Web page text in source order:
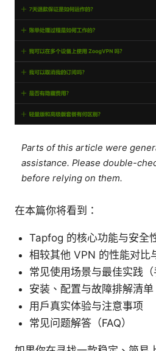
Parts of this article were
assistance. Please double-
before relying on them.
在本篇你将看到：
Tapfog 的核心功能与安全
相较其他 VPN 的性能对比
常见使用场景与最佳实践（
安装、配置与故障排解清单
用户真实体验与注意事项
常见问题解答（FAQ）